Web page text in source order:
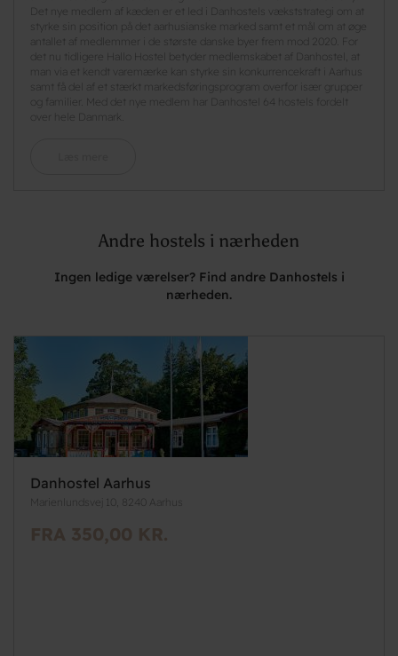
Det nye medlem af kæden er et led i Danhostels vækststrategi om at
styrke sin position på det aarhusianske marked samt et mål om at øge
antallet af medlemmer i de største danske byer frem mod 2020. For
det nu tidligere Hallo Hostel betyder medlemskabet af Danhostel, at
man via et kendt varemærke kan styrke sin konkurrencekraft i Aarhus
samt få del af et stærkt markedsføringsprogram overfor især grupper
og familier. Med det nye medlem har Danhostel 64 hostels fordelt
over hele Danmark.
Andre hostels i nærheden
Ingen ledige værelser? Find andre Danhostels i
nærheden.
Danhostel Aarhus
Marienlundsvej 10, 8240 Aarhus
FRA 350,00 KR.